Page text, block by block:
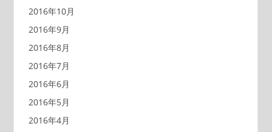
2016年10月
2016年9月
2016年8月
2016年7月
2016年6月
2016年5月
2016年4月